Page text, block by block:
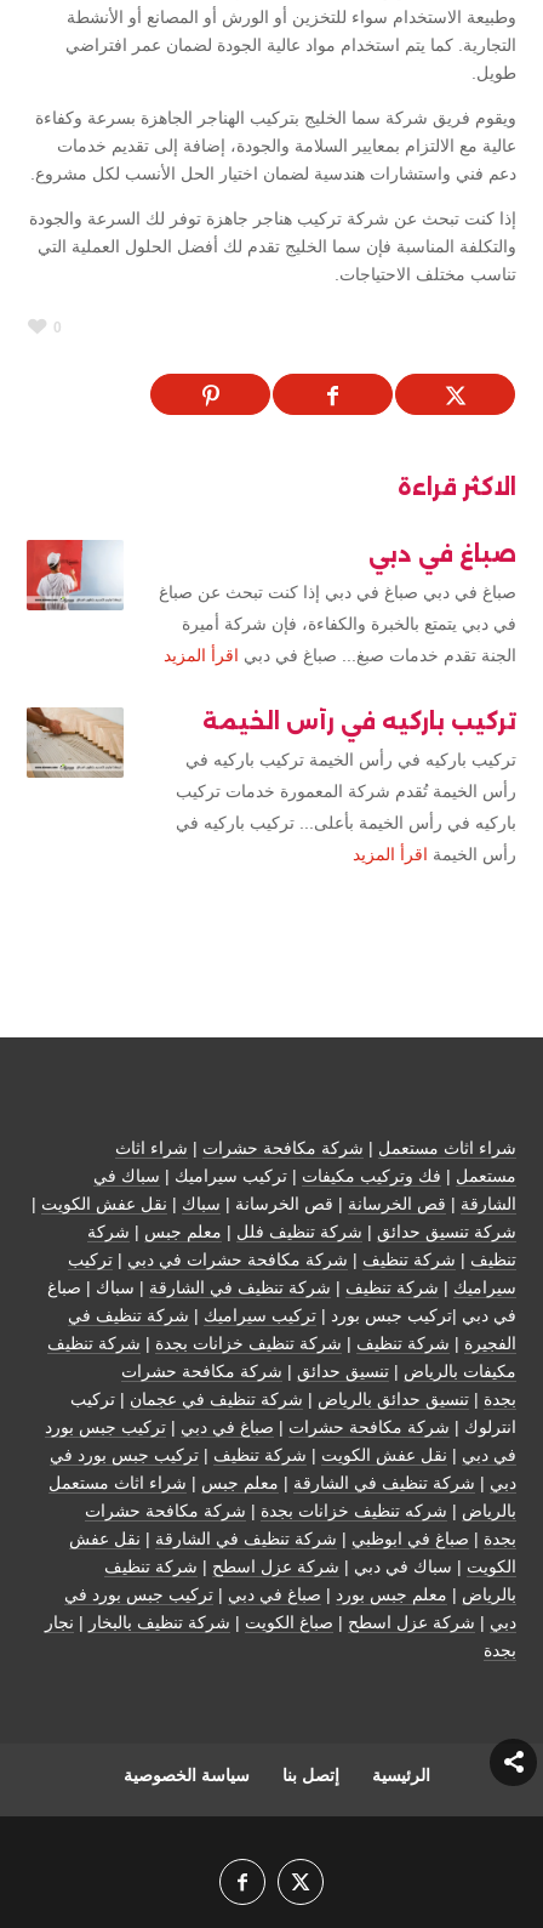
وطبيعة الاستخدام سواء للتخزين أو الورش أو المصانع أو الأنشطة
التجارية. كما يتم استخدام مواد عالية الجودة لضمان عمر افتراضي
طويل.
ويقوم فريق شركة سما الخليج بتركيب الهناجر الجاهزة بسرعة وكفاءة
عالية مع الالتزام بمعايير السلامة والجودة، إضافة إلى تقديم خدمات
دعم فني واستشارات هندسية لضمان اختيار الحل الأنسب لكل مشروع.
إذا كنت تبحث عن شركة تركيب هناجر جاهزة توفر لك السرعة والجودة
والتكلفة المناسبة فإن سما الخليج تقدم لك أفضل الحلول العملية التي
تناسب مختلف الاحتياجات.
0
الاكثر قراءة
صباغ في دبي
صباغ في دبي صباغ في دبي إذا كنت تبحث عن صباغ
في دبي يتمتع بالخبرة والكفاءة، فإن شركة أميرة
الجنة تقدم خدمات صبغ... صباغ في دبي اقرأ المزيد
تركيب باركيه في رأس الخيمة
تركيب باركيه في رأس الخيمة تركيب باركيه في
رأس الخيمة تُقدم شركة المعمورة خدمات تركيب
باركيه في رأس الخيمة بأعلى... تركيب باركيه في
رأس الخيمة اقرأ المزيد
شراء اثاث مستعمل | شركة مكافحة حشرات | شراء اثاث
مستعمل | فك وتركيب مكيفات | تركيب سيراميك | سباك في
الشارقة | قص الخرسانة | قص الخرسانة | سباك | نقل عفش الكويت |
شركة تنسيق حدائق | شركة تنظيف فلل | معلم جبس | شركة
تنظيف | شركة تنظيف | شركة مكافحة حشرات في دبي | تركيب
سيراميك | شركة تنظيف | شركة تنظيف في الشارقة | سباك | صباغ
في دبي |تركيب جبس بورد | تركيب سيراميك | شركة تنظيف في
الفجيرة | شركة تنظيف | شركة تنظيف خزانات بجدة | شركة تنظيف
مكيفات بالرياض | تنسيق حدائق | شركة مكافحة حشرات
بجدة | تنسيق حدائق بالرياض | شركة تنظيف في عجمان | تركيب
انترلوك | شركة مكافحة حشرات | صباغ في دبي | تركيب جبس بورد
في دبي | نقل عفش الكويت | شركة تنظيف | تركيب جبس بورد في
دبي | شركة تنظيف في الشارقة | معلم جبس | شراء اثاث مستعمل
بالرياض | شركه تنظيف خزانات بجدة | شركة مكافحة حشرات
بجدة | صباغ في ابوظبي | شركة تنظيف في الشارقة | نقل عفش
الكويت | سباك في دبي | شركة عزل اسطح | شركة تنظيف
بالرياض | معلم جبس بورد | صباغ في دبي | تركيب جبس بورد في
دبي | شركة عزل اسطح | صباغ الكويت | شركة تنظيف بالبخار | نجار
بجدة
الرئيسية إتصل بنا سياسة الخصوصية